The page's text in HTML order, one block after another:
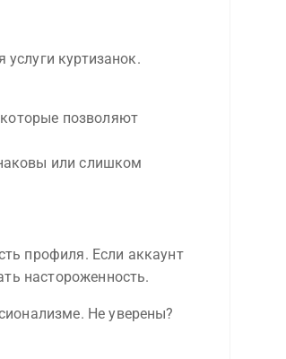
куртизанок.
позволяют
или слишком
профиля. Если аккаунт
настороженность.
Не уверены?